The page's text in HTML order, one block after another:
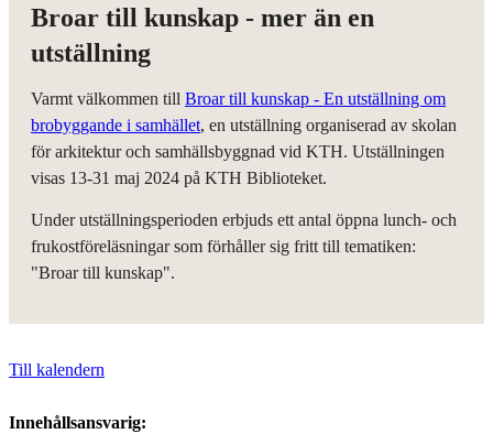
Broar till kunskap - mer än en
utställning
Varmt välkommen till Broar till kunskap - En utställning om
brobyggande i samhället, en utställning organiserad av skolan
för arkitektur och samhällsbyggnad vid KTH. Utställningen
visas 13-31 maj 2024 på KTH Biblioteket.
Under utställningsperioden erbjuds ett antal öppna lunch- och
frukostföreläsningar som förhåller sig fritt till tematiken:
"Broar till kunskap".
Till kalendern
Innehållsansvarig: